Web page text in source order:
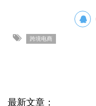
跨境电商
最新文章：